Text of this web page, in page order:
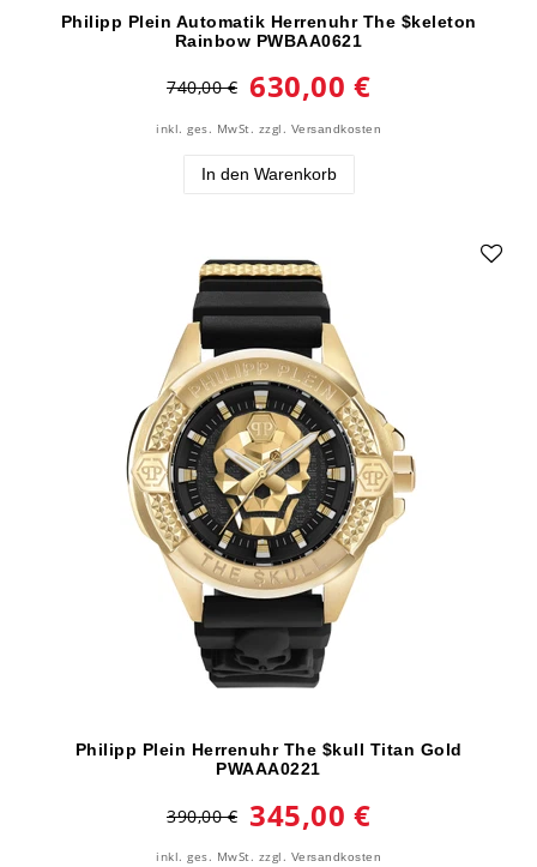
Philipp Plein Automatik Herrenuhr The $keleton
Rainbow PWBAA0621
740,00 € 630,00 €
inkl. ges. MwSt. zzgl. Versandkosten
In den Warenkorb
Philipp Plein Herrenuhr The $kull Titan Gold
PWAAA0221
390,00 € 345,00 €
inkl. ges. MwSt. zzgl. Versandkosten